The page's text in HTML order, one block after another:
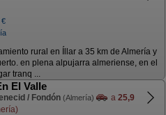
€
rural en Íllar a 35 km de Almería y
en plena alpujarra almeriense, en el
tranq ...
El Valle
/ Fondón (Almería) a 25,9